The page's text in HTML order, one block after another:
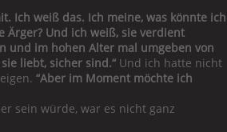
Ich weiß das. Ich meine, was könnte ich
Und ich weiß, sie verdient
und im hohen Alter mal umgeben von
liebt, sicher sind.“ Und ich hatte nicht
“Aber im Moment möchte ich
sein würde, war es nicht ganz